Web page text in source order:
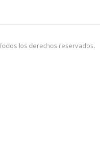
los derechos reservados.